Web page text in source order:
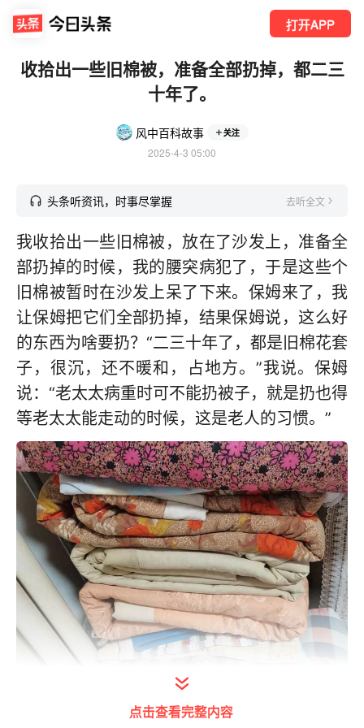
打开APP
收拾出一些旧棉被，准备全部扔掉，都二三
十年了。
风中百科故事 关注
2025-4-3 05:00
头条听资讯，时事尽掌握 去听全文
我收拾出一些旧棉被，放在了沙发上，准备全
部扔掉的时候，我的腰突病犯了，于是这些个
旧棉被暂时在沙发上呆了下来。保姆来了，我
让保姆把它们全部扔掉，结果保姆说，这么好
的东西为啥要扔？“二三十年了，都是旧棉花套
子，很沉，还不暖和，占地方。”我说。保姆
说：“老太太病重时可不能扔被子，就是扔也得
等老太太能走动的时候，这是老人的习惯。”
点击查看完整内容